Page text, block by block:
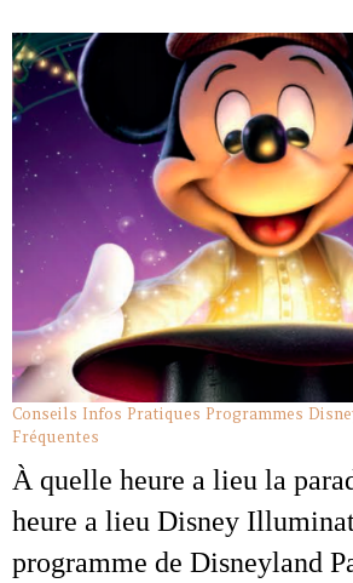
Conseils Infos Pratiques Programmes
Fréquentes
À quelle heure a lieu la
heure a lieu Disney
programme de Disneyland